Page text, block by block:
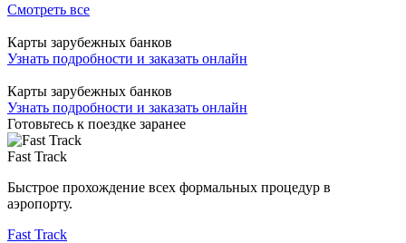
Смотреть все
Карты зарубежных банков
Узнать подробности и заказать онлайн
Карты зарубежных банков
Узнать подробности и заказать онлайн
Готовьтесь к поездке заранее
Fast Track
Быстрое прохождение всех формальных процедур в
аэропорту.
Fast Track